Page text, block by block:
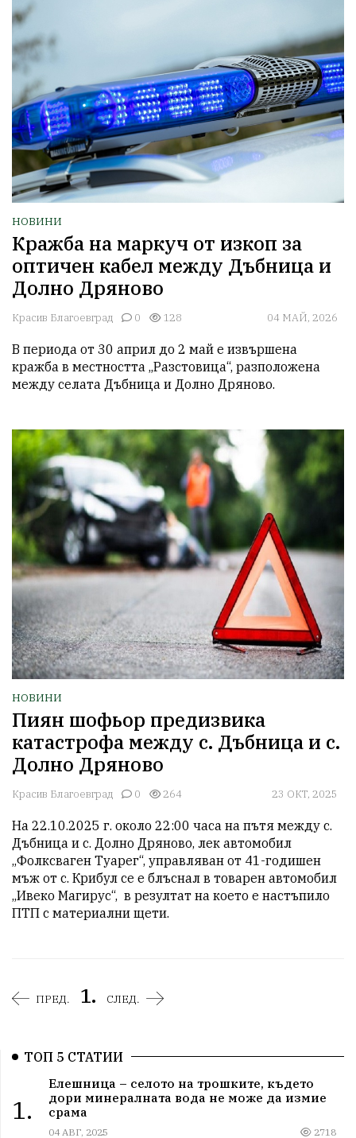
НОВИНИ
Кражба на маркуч от изкоп за
оптичен кабел между Дъбница и
Долно Дряново
Красив Благоевград 0 128 04 МАЙ, 2026
В периода от 30 април до 2 май е извършена
кражба в местността „Разстовица“, разположена
между селата Дъбница и Долно Дряново.
НОВИНИ
Пиян шофьор предизвика
катастрофа между с. Дъбница и с.
Долно Дряново
Красив Благоевград 0 264 23 ОКТ, 2025
На 22.10.2025 г. около 22:00 часа на пътя между с.
Дъбница и с. Долно Дряново, лек автомобил
„Фолксваген Туарег“, управляван от 41-годишен
мъж от с. Крибул се е блъснал в товарен автомобил
„Ивеко Магирус“,  в резултат на което е настъпило
ПТП с материални щети.
ПРЕД. 1. СЛЕД.
ТОП 5 СТАТИИ
1.
Елешница – селото на трошките, където
дори минералната вода не може да измие
срама
04 АВГ, 2025 2718